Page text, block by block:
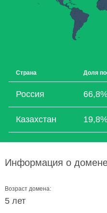
Страна Доля
Россия
Казахстан
Информация о
Возраст домена:
5 лет